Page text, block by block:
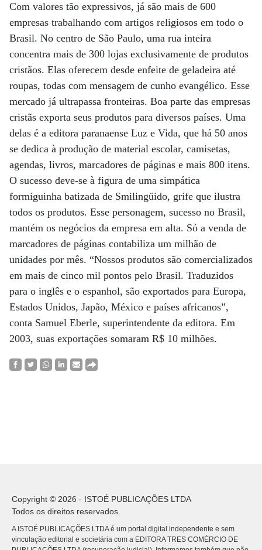
Com valores tão expressivos, já são mais de 600
empresas trabalhando com artigos religiosos em todo o
Brasil. No centro de São Paulo, uma rua inteira
concentra mais de 300 lojas exclusivamente de produtos
cristãos. Elas oferecem desde enfeite de geladeira até
roupas, todas com mensagem de cunho evangélico. Esse
mercado já ultrapassa fronteiras. Boa parte das empresas
cristãs exporta seus produtos para diversos países. Uma
delas é a editora paranaense Luz e Vida, que há 50 anos
se dedica à produção de material escolar, camisetas,
agendas, livros, marcadores de páginas e mais 800 itens.
O sucesso deve-se à figura de uma simpática
formiguinha batizada de Smilingüido, grife que ilustra
todos os produtos. Esse personagem, sucesso no Brasil,
mantém os negócios da empresa em alta. Só a venda de
marcadores de páginas contabiliza um milhão de
unidades por mês. “Nossos produtos são comercializados
em mais de cinco mil pontos pelo Brasil. Traduzidos
para o inglês e o espanhol, são exportados para Europa,
Estados Unidos, Japão, México e países africanos”,
conta Samuel Eberle, superintendente da editora. Em
2003, suas exportações somaram R$ 10 milhões.
Copyright © 2026 - ISTOÉ PUBLICAÇÕES LTDA
Todos os direitos reservados.
A ISTOÉ PUBLICAÇÕES LTDA é um portal digital independente e sem
vinculação editorial e societária com a EDITORA TRES COMÉRCIO DE